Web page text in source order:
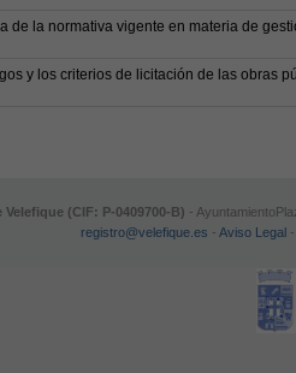
de la normativa vigente en materia de
y los criterios de licitación de las obras
(CIF: P-0409700-B) -
registro@velefique.es -Aviso Legal